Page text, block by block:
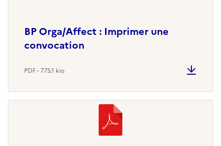
BP Orga/Affect : Imprimer une
convocation
PDF - 775.1 kio